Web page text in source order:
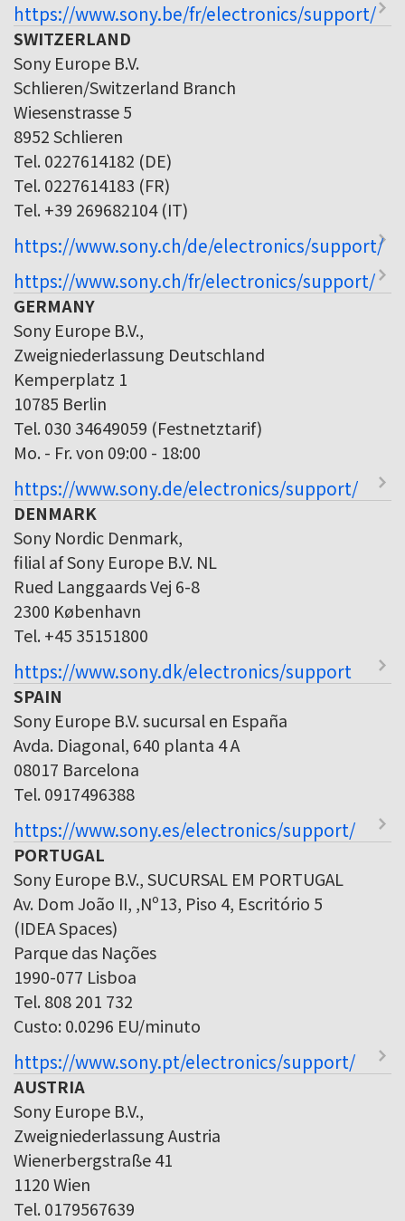
https://www.sony.be/fr/electronics/support/
SWITZERLAND
Sony Europe B.V.
Schlieren/Switzerland Branch
Wiesenstrasse 5
8952 Schlieren
Tel. 0227614182 (DE)
Tel. 0227614183 (FR)
Tel. +39 269682104 (IT)
https://www.sony.ch/de/electronics/support/
https://www.sony.ch/fr/electronics/support/
GERMANY
Sony Europe B.V.,
Zweigniederlassung Deutschland
Kemperplatz 1
10785 Berlin
Tel. 030 34649059 (Festnetztarif)
Mo. - Fr. von 09:00 - 18:00
https://www.sony.de/electronics/support/
DENMARK
Sony Nordic Denmark,
filial af Sony Europe B.V. NL
Rued Langgaards Vej 6-8
2300 København
Tel. +45 35151800
https://www.sony.dk/electronics/support
SPAIN
Sony Europe B.V. sucursal en España
Avda. Diagonal, 640 planta 4 A
08017 Barcelona
Tel. 0917496388
https://www.sony.es/electronics/support/
PORTUGAL
Sony Europe B.V., SUCURSAL EM PORTUGAL
Av. Dom João II, ,Nº13, Piso 4, Escritório 5
(IDEA Spaces)
Parque das Nações
1990-077 Lisboa
Tel. 808 201 732
Custo: 0.0296 EU/minuto
https://www.sony.pt/electronics/support/
AUSTRIA
Sony Europe B.V.,
Zweigniederlassung Austria
Wienerbergstraße 41
1120 Wien
Tel. 0179567639